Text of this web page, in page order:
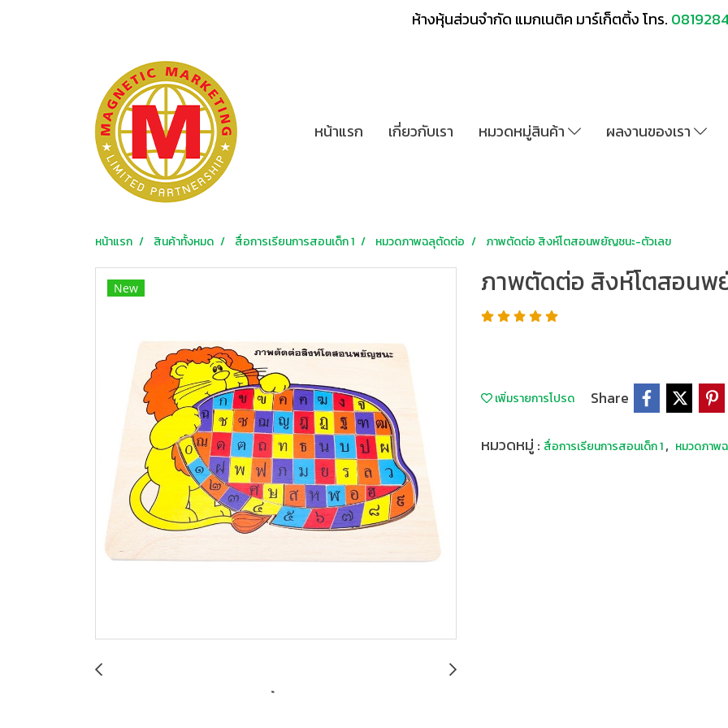
ห้างหุ้นส่วนจำกัด แมกเนติค มาร์เก็ตติ้ง โทร.
หน้าแรก เกี่ยวกับเรา หมวดหมู่สินค้า ผลงานของเรา
หน้าแรก สินค้าทั้งหมด สื่อการเรียนการสอนเด็ก 1 หมวดภาพฉลุตัดต่อ ภาพตัดต่อ สิงห์โตสอนพยัญชนะ-ตัวเลข
New ภาพตัดต่อ สิงห์โตสอนพ
เพิ่มรายการโปรด Share
หมวดหมู่ : สื่อการเรียนการสอนเด็ก 1, หมวดภาพ